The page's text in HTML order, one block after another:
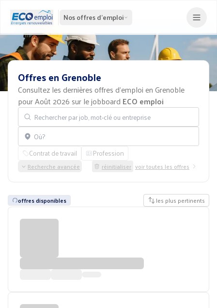
Nos offres d'emploi
OffresenGrenoble
Consultez les dernières offres d'emploi en Grenoble
pour Août 2026 sur le jobboard ECO emploi
Rechercher par job, mot-clé ou entreprise
Localisation
Contrat de travail Profession
Recherche avancée réinitialiser voir toutes les offres
offres disponibles les plus pertinents